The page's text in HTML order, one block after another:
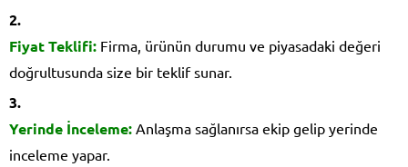
Fiyat Teklifi: Firma, ürünün durumu ve piyasadaki değeri
doğrultusunda size bir teklif sunar.
Yerinde İnceleme: Anlaşma sağlanırsa ekip gelip yerinde
inceleme yapar.